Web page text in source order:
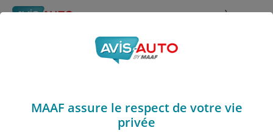
Rechercher À propos
Obtenir un devis d'assurance auto MAAF
Avis Honda Jazz
MAAF assure le respect de votre vie
privée